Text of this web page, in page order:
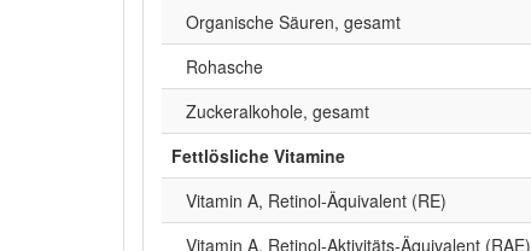
Organische Säuren, gesamt
Rohasche
Zuckeralkohole, gesamt
Fettlösliche Vitamine
Vitamin A, Retinol-Äquivalent (RE)
Vitamin A, Retinol-Aktivitäts-Äquivalent (RAE)